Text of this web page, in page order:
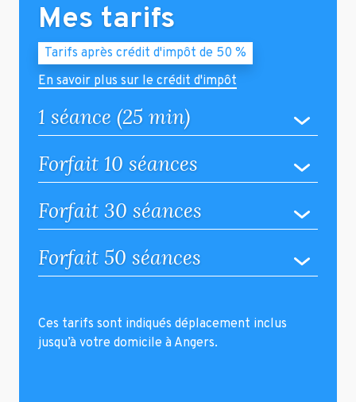
Mes tarifs
Tarifs après crédit d'impôt de 50 %
En savoir plus sur le crédit d'impôt
1 séance (25 min)
Forfait 10 séances
Forfait 30 séances
Forfait 50 séances
Ces tarifs sont indiqués déplacement inclus
jusqu’à votre domicile à Angers.